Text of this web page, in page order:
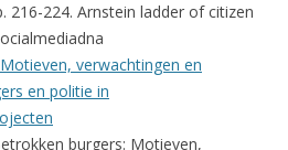
216-224. Arnstein ladder of citizen
verwachtingen en
en politie in
burgers: Motieven,